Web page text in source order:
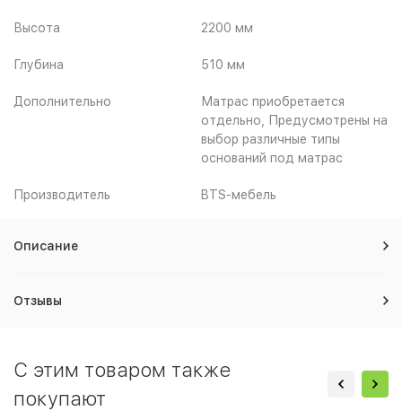
Высота 2200 мм
Глубина 510 мм
Дополнительно
Матрас приобретается
отдельно, Предусмотрены на
выбор различные типы
оснований под матрас
Производитель BTS-мебель
Описание
Отзывы
C этим товаром также
покупают